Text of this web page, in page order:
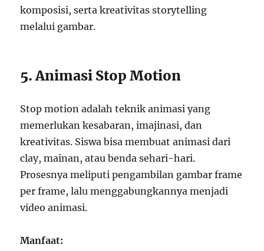
komposisi, serta kreativitas storytelling
melalui gambar.
5. Animasi Stop Motion
Stop motion adalah teknik animasi yang
memerlukan kesabaran, imajinasi, dan
kreativitas. Siswa bisa membuat animasi dari
clay, mainan, atau benda sehari-hari.
Prosesnya meliputi pengambilan gambar frame
per frame, lalu menggabungkannya menjadi
video animasi.
Manfaat: